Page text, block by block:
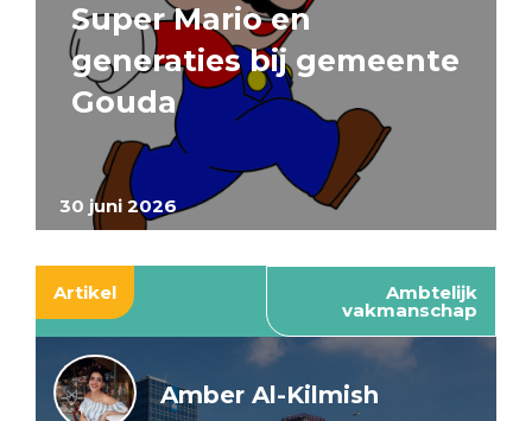
30 juni 2026
Super Mario en
generaties bij gemeente
Gouda
Artikel Ambtelijk
vakmanschap
Amber Al-Kilmish